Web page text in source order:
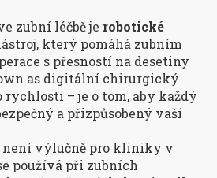
zubní léčbě je robotické
který pomáhá zubním
s přesností na desetiny
as digitální chirurgický
rychlosti – je o tom, aby každý
a přizpůsobený vaší
není výlučně pro kliniky v
používá při zubních